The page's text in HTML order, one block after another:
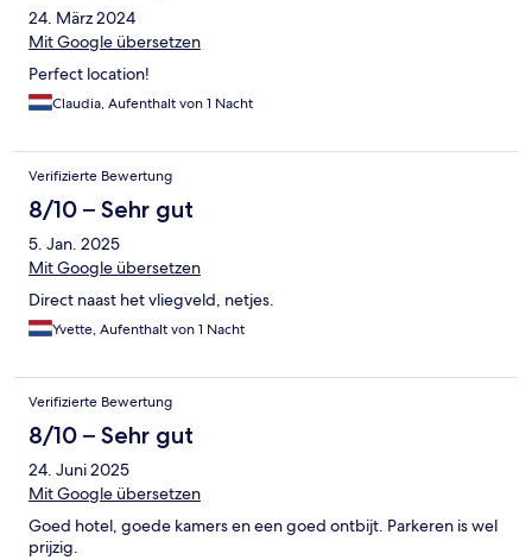
24. März 2024
Mit Google übersetzen
Perfect location!
Claudia, Aufenthalt von 1 Nacht
Verifizierte Bewertung
8/10 – Sehr gut
5. Jan. 2025
Mit Google übersetzen
Direct naast het vliegveld, netjes.
Yvette, Aufenthalt von 1 Nacht
Verifizierte Bewertung
8/10 – Sehr gut
24. Juni 2025
Mit Google übersetzen
Goed hotel, goede kamers en een goed ontbijt. Parkeren is wel
prijzig.